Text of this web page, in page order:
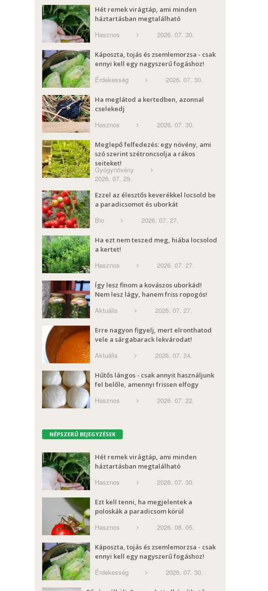
Hét remek virágtáp, ami minden
háztartásban megtalálható
Hasznos 2026. 07. 30.
Káposzta, tojás és zsemlemorzsa - csak
ennyi kell egy nagyszerű fogáshoz!
Érdekesség 2026. 07. 30.
Ha meglátod a kertedben, azonnal
cselekedj
Hasznos 2026. 07. 30.
Meglepő felfedezés: egy növény, ami
szó szerint szétroncsolja a rákos
sejteket!
Gyógynövény
2026. 07. 29.
Ezzel az élesztős keverékkel locsold be
a paradicsomot és uborkát
Bio 2026. 07. 27.
Ha ezt nem teszed meg, hiába locsolod
a kertet!
Hasznos 2026. 07. 27.
Így lesz finom a kovászos uborkád!
Nem lesz lágy, hanem friss ropogós!
Aktuális 2026. 07. 27.
Erre nagyon figyelj, mert elronthatod
vele a sárgabarack lekvárodat!
Aktuális 2026. 07. 24.
Hűtős lángos - csak annyit használjunk
fel belőle, amennyi frissen elfogy
Hasznos 2026. 07. 22.
NÉPSZERŰ BEJEGYZÉSEK
Hét remek virágtáp, ami minden
háztartásban megtalálható
Hasznos 2026. 07. 30.
Ezt kell tenni, ha megjelentek a
poloskák a paradicsom körül
Hasznos 2026. 08. 05.
Káposzta, tojás és zsemlemorzsa - csak
ennyi kell egy nagyszerű fogáshoz!
Érdekesség 2026. 07. 30.